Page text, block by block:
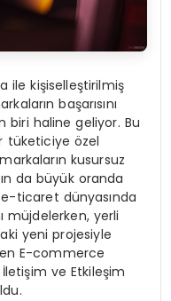
ile kişiselleştirilmiş
başarısını
biri haline geliyor. Bu
tüketiciye özel
kusursuz
da büyük oranda
e-ticaret dünyasında
müjdelerken, yerli
yeni projesiyle
E-commerce
ve Etkileşim